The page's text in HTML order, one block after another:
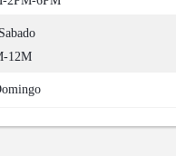
Sabado
12M